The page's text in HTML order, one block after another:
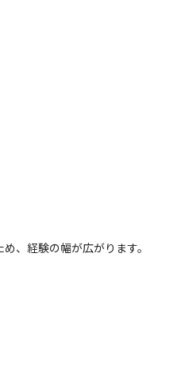
、経験の幅が広がります。